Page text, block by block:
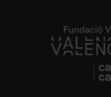
https://